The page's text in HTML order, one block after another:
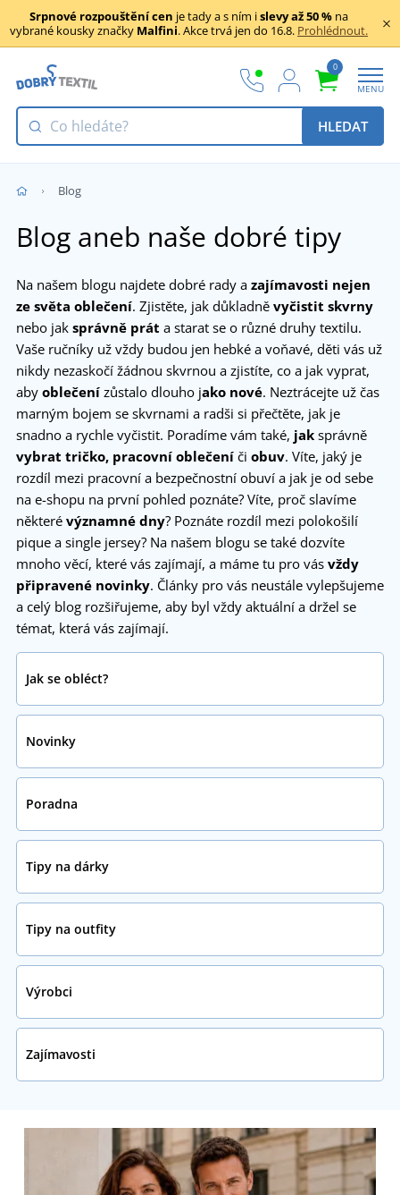
Srpnové rozpouštění cen je tady a s ním islevy až 50 % na
vybrané kousky značky Malfini. Akce trvá jen do 16.8. Prohlédnout.
0
MENU
HLEDAT
Blog
Blog aneb naše dobré tipy
Na našem blogu najdete dobré rady a zajímavosti nejen
ze světa oblečení. Zjistěte, jak důkladně vyčistit skvrny
nebo jak správně prát a starat se o různé druhy textilu.
Vaše ručníky už vždy budou jen hebké a voňavé, děti vás už
nikdy nezaskočí žádnou skvrnou a zjistíte, co a jak vyprat,
aby oblečení zůstalo dlouho jako nové. Neztrácejte už čas
marným bojem se skvrnami a radši si přečtěte, jak je
snadno a rychle vyčistit. Poradíme vám také, jak správně
vybrat tričko, pracovní oblečení či obuv. Víte, jaký je
rozdíl mezi pracovní a bezpečnostní obuví a jak je od sebe
na e-shopu na první pohled poznáte? Víte, proč slavíme
některé významné dny? Poznáte rozdíl mezi polokošilí
pique a single jersey? Na našem blogu se také dozvíte
mnoho věcí, které vás zajímají, a máme tu pro vás vždy
připravené novinky. Články pro vás neustále vylepšujeme
a celý blog rozšiřujeme, aby byl vždy aktuální a držel se
témat, která vás zajímají.
Jak se obléct?
Novinky
Poradna
Tipy na dárky
Tipy na outfity
Výrobci
Zajímavosti